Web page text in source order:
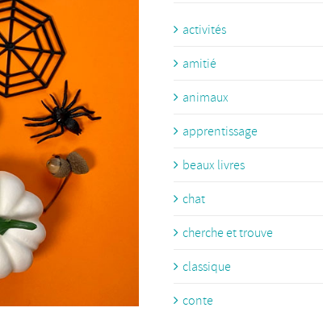
activités
amitié
animaux
apprentissage
beaux livres
chat
cherche et trouve
classique
conte